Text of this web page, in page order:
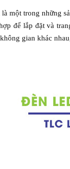
là một trong những
để lắp đặt và
gian khác